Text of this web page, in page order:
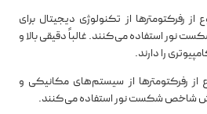
از رفرکتومترها از تکنولوژی دیجیتال برای
نور استفاده می‌کنند. غالباً دقیقی بالا و
را دارند.
از رفرکتومترها از سیستم‌های مکانیکی و
شاخص شکست نور استفاده می‌کنند.